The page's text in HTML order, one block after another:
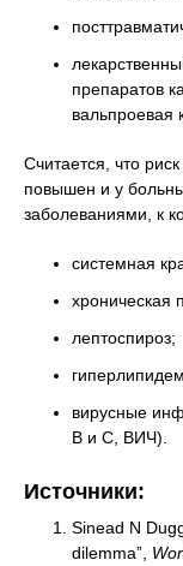
препаратов
вальпроевая
Считается, что
повышен и у
заболеваниями, к
системная
хроническая
лептоспироз;
вирусные
В и С, ВИЧ).
Источники:
Sinead N
dilemma”,